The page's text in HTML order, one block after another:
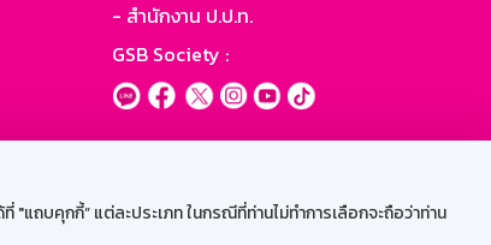
ถบคุกกี้” แต่ละประเภท ในกรณีที่ท่านไม่ทำการเลือกจะถือว่าท่าน
- สำนักงาน ป.ป.ท.
GSB Society :